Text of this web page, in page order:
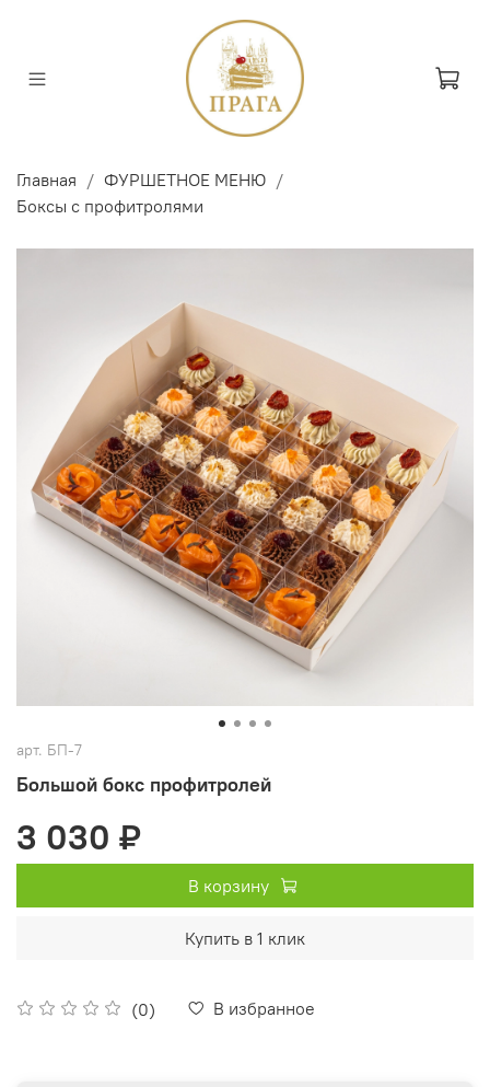
Главная
ФУРШЕТНОЕ МЕНЮ
Боксы с профитролями
арт. БП-7
Большой бокс профитролей
(0) В избранное
3 030 ₽
В корзину
Купить в 1 клик